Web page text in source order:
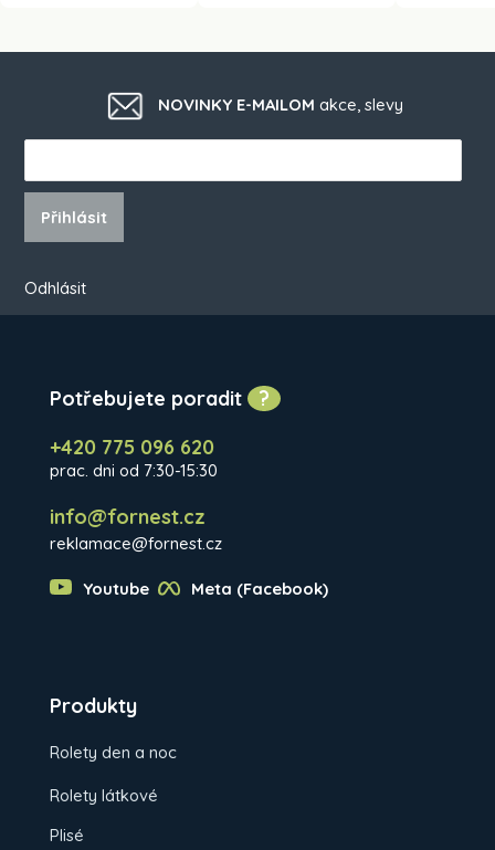
NOVINKY E-MAILOM akce, slevy
Přihlásit
Odhlásit
Potřebujete poradit ?
+420 775 096 620
prac. dni od 7:30-15:30
info@fornest.cz
reklamace@fornest.cz
Youtube Meta (Facebook)
Produkty
Rolety den a noc
Rolety látkové
Plisé